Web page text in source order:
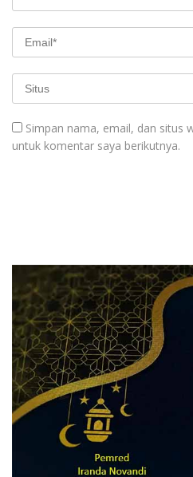
Simpan nama, email, dan situs
untuk komentar saya berikutnya.